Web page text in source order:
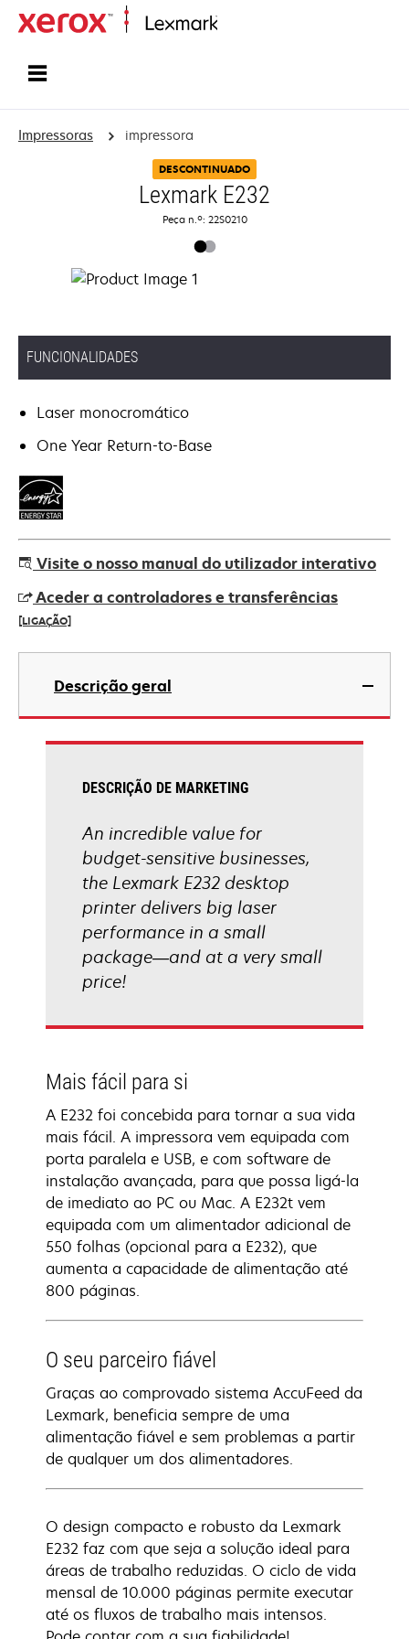
Impressoras impressora
DESCONTINUADO
Lexmark E232
Peça n.º: 22S0210
FUNCIONALIDADES
Laser monocromático
One Year Return-to-Base
Visite o nosso manual do utilizador interativo
Aceder a controladores e transferências
[LIGAÇÃO]
opens
new
Descrição geral
DESCRIÇÃO DE MARKETING
An incredible value for
budget-sensitive businesses,
the Lexmark E232 desktop
printer delivers big laser
performance in a small
package—and at a very small
price!
Mais fácil para si
A E232 foi concebida para tornar a sua vida
mais fácil. A impressora vem equipada com
porta paralela e USB, e com software de
instalação avançada, para que possa ligá-la
de imediato ao PC ou Mac. A E232t vem
equipada com um alimentador adicional de
550 folhas (opcional para a E232), que
aumenta a capacidade de alimentação até
800 páginas.
O seu parceiro fiável
Graças ao comprovado sistema AccuFeed da
Lexmark, beneficia sempre de uma
alimentação fiável e sem problemas a partir
de qualquer um dos alimentadores.
O design compacto e robusto da Lexmark
E232 faz com que seja a solução ideal para
áreas de trabalho reduzidas. O ciclo de vida
mensal de 10.000 páginas permite executar
até os fluxos de trabalho mais intensos.